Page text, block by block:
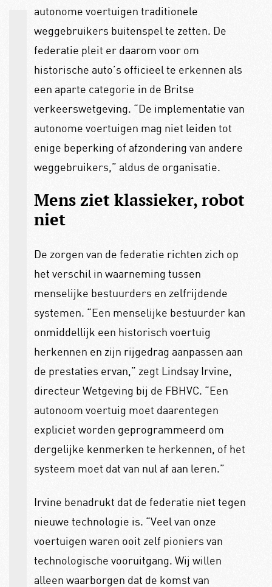
autonome voertuigen traditionele
weggebruikers buitenspel te zetten. De
federatie pleit er daarom voor om
historische auto’s officieel te erkennen als
een aparte categorie in de Britse
verkeerswetgeving. “De implementatie van
autonome voertuigen mag niet leiden tot
enige beperking of afzondering van andere
weggebruikers,” aldus de organisatie.
Mens ziet klassieker, robot
niet
De zorgen van de federatie richten zich op
het verschil in waarneming tussen
menselijke bestuurders en zelfrijdende
systemen. “Een menselijke bestuurder kan
onmiddellijk een historisch voertuig
herkennen en zijn rijgedrag aanpassen aan
de prestaties ervan,” zegt Lindsay Irvine,
directeur Wetgeving bij de FBHVC. “Een
autonoom voertuig moet daarentegen
expliciet worden geprogrammeerd om
dergelijke kenmerken te herkennen, of het
systeem moet dat van nul af aan leren.”
Irvine benadrukt dat de federatie niet tegen
nieuwe technologie is. “Veel van onze
voertuigen waren ooit zelf pioniers van
technologische vooruitgang. Wij willen
alleen waarborgen dat de komst van